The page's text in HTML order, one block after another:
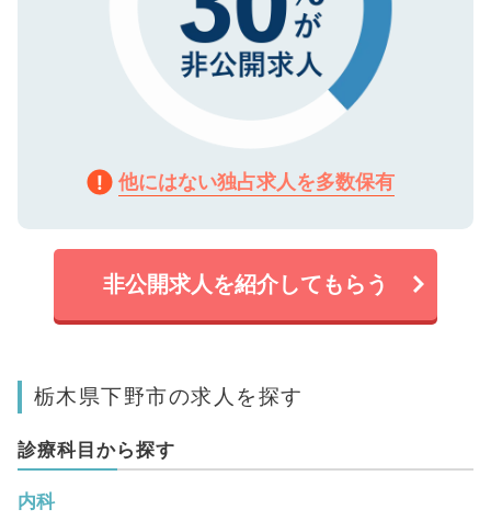
他にはない独占求人を多数保有
非公開求人を紹介してもらう
栃木県下野市の求人を探す
診療科目から探す
内科